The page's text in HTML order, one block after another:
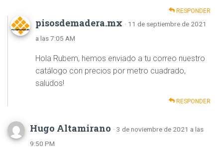
RESPONDER
pisosdemadera.mx · 11 de septiembre de 2021
a las 7:05 AM
Hola Rubem, hemos enviado a tu correo nuestro
catálogo con precios por metro cuadrado,
saludos!
RESPONDER
Hugo Altamirano · 3 de noviembre de 2021 a las
9:50 PM